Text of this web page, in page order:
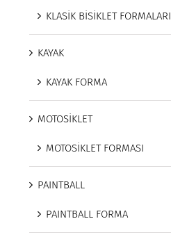
KLASİK BİSİKLET FORMALARI
KAYAK
KAYAK FORMA
MOTOSİKLET
MOTOSİKLET FORMASI
PAINTBALL
PAINTBALL FORMA